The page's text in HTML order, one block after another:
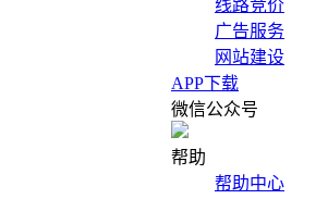
线路竞价
广告服务
网站建设
APP下载
微信公众号
帮助
帮助中心